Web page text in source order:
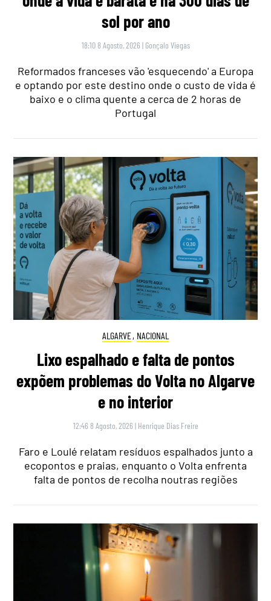
sol por ano
18:10 8 Agosto, 2026 | Gonçalo Viegas
Reformados franceses vão 'esquecendo' a Europa
e optando por este destino onde o custo de vida é
baixo e o clima quente a cerca de 2 horas de
Portugal
ALGARVE, NACIONAL
Lixo espalhado e falta de pontos
expõem problemas do Volta no Algarve
e no interior
12:46 8 Agosto, 2026 | Henrique Dias Freire
Faro e Loulé relatam resíduos espalhados junto a
ecopontos e praias, enquanto o Volta enfrenta
falta de pontos de recolha noutras regiões